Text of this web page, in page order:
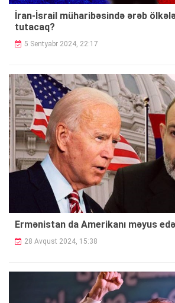
İran-İsrail müharibəsində ərəb
tutacaq?
5 Sentyabr 2024, 22:17
Ermənistan da Amerikanı məyus
28 Avqust 2024, 15:38